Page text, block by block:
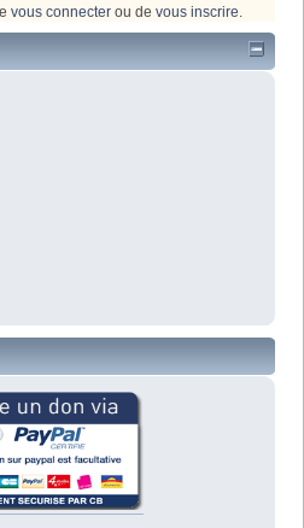
vous connecter ou de vous inscrire.